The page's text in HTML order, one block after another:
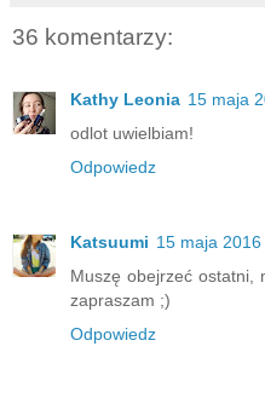
36 komentarzy:
Kathy Leonia 15 maja
odlot uwielbiam!
Odpowiedz
Katsuumi 15 maja 2016
Muszę obejrzeć ostatni,
zapraszam ;)
Odpowiedz